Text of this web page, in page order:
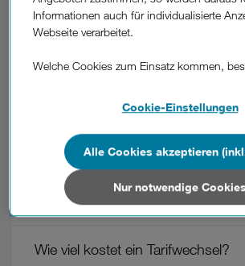
Bereich
"Verwaltung
Produkte"
Wie kündige ich Zusatzpakete?
Wie kann ich zusätzliches
Wie melde ich Mehrwertdienste
Wie mache ich einen
Wie viel kostet ein Tarifwechsel?
Informationen auch für individualisierte
Webseite verarbeitet.
Welche Cookies zum Einsatz kommen,
Details und alle Optionen finden Sie unter
Wenn Sie allen Cookies zustimmen,
von Drittanbietern verarbeitet, die Ihre
außerhalb der europäischen Union (z.B. in
verarbeiten. Sie unterliegen keinem EU-
Datenschutzniveau und es stehen keine
Cookie-Einstellungen
Nur notwendige Cookies
Alle Cookies akzeptieren